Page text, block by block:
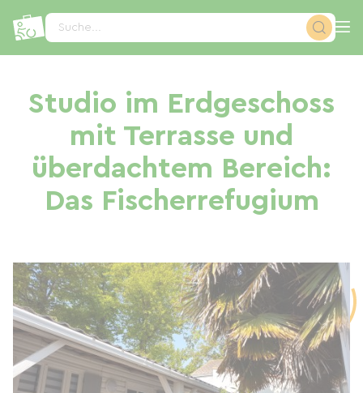
Suche...
Studio im Erdgeschoss
mit Terrasse und
überdachtem Bereich:
Das Fischerrefugium
Cookie-Einstellungen